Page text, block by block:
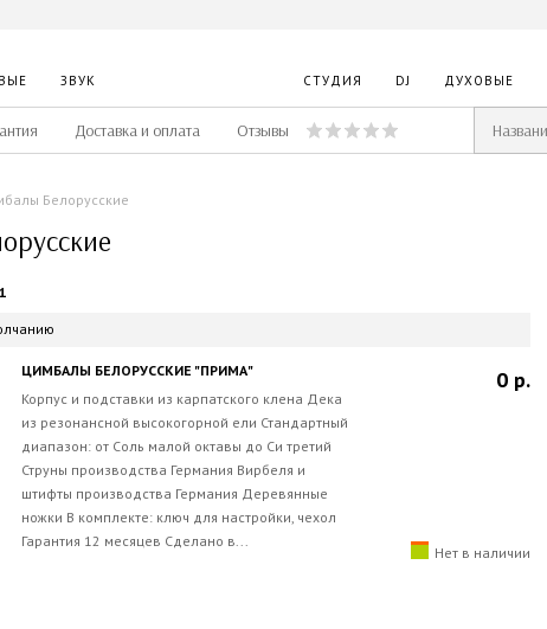
ЗВУК СТУДИЯ DJ ДУХОВЫЕ
Доставка и оплата Отзывы
Белорусские
1
ЦИМБАЛЫ БЕЛОРУССКИЕ "ПРИМА"
Корпус и подставки из карпатского клена Дека
из резонансной высокогорной ели Стандартный
диапазон: от Соль малой октавы до Си третий
Струны производства Германия Вирбеля и
штифты производства Германия Деревянные
ножки В комплекте: ключ для настройки, чехол
Гарантия 12 месяцев Сделано в...
0 р.
Нет в наличии